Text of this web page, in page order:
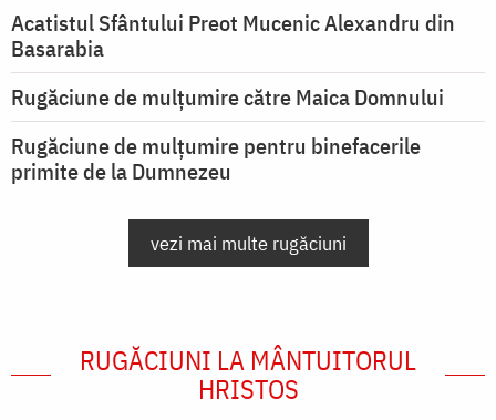
Acatistul Sfântului Preot Mucenic Alexandru din
Basarabia
Rugăciune de mulţumire către Maica Domnului
Rugăciune de mulțumire pentru binefacerile
primite de la Dumnezeu
vezi mai multe rugăciuni
RUGĂCIUNI LA MÂNTUITORUL
HRISTOS